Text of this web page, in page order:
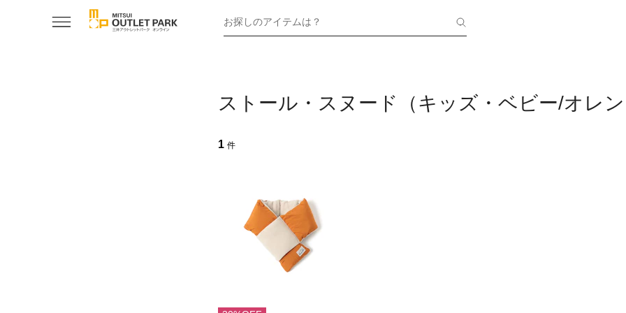
お探しのアイテムは？
ストール・スヌード（キッズ・ベビー/オレン
1 件